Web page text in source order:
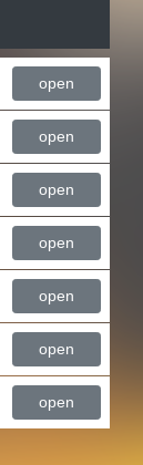
open
open
open
open
open
open
open